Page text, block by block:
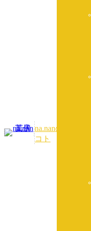
na.nanの
コト